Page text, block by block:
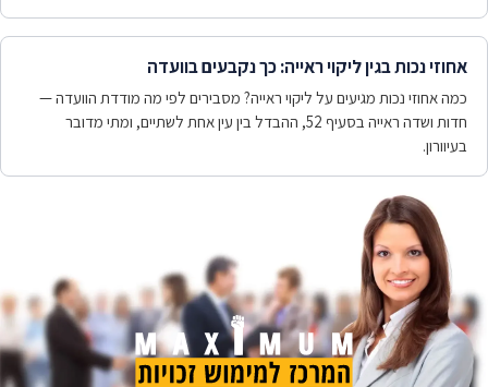
אחוזי נכות בגין ליקוי ראייה: כך נקבעים בוועדה
כמה אחוזי נכות מגיעים על ליקוי ראייה? מסבירים לפי מה מודדת הוועדה —
חדות ושדה ראייה בסעיף 52, ההבדל בין עין אחת לשתיים, ומתי מדובר
בעיוורון.